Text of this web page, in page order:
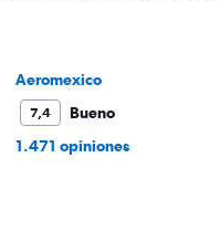
Aeromexico
7,4
Bueno
1.471 opiniones